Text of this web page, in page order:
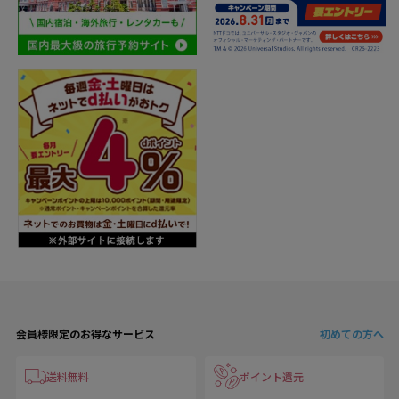
会員様限定のお得なサービス 初めての方へ
送料無料 ポイント還元